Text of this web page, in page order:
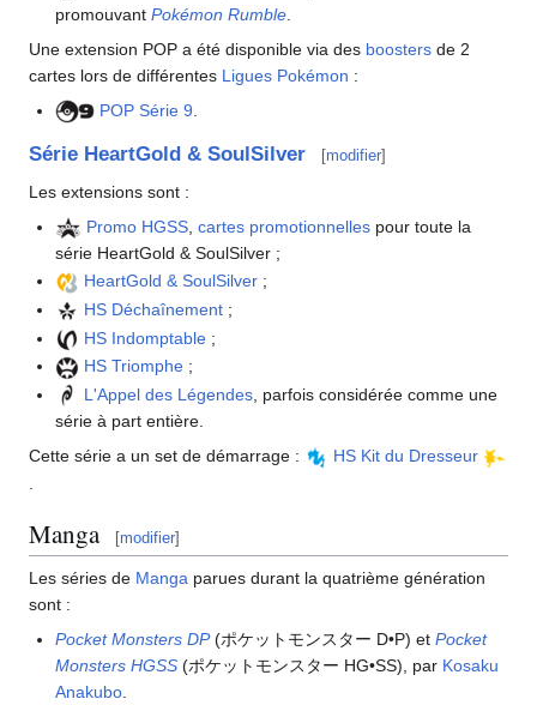
promouvantPokémon Rumble
Une extension POP a été disponible via des boosters de 2
cartes lors de différentes Ligues Pokémon :
POP Série 9
Série HeartGold & SoulSilver [modifier]
Les extensions sont :
Promo HGSS ,cartes promotionnelles pour toute la
série HeartGold & SoulSilver ;
HeartGold & SoulSilver ;
HS Déchaînement ;
HS Indomptable ;
HS Triomphe ;
L'Appel des Légendes , parfois considérée comme une
série à part entière.
Cette série a un set de démarrage :
HS Kit du Dresseur
Manga [modifier]
Les séries de Manga parues durant la quatrième génération
sont :
Pocket Monsters DP(ポケットモンスター D•P) etPocket
Monsters HGSS (ポケットモンスター HG•SS), par Kosaku
Anakubo